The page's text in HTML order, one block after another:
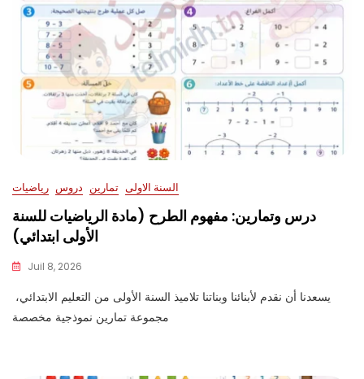
السنة الاولى تمارين دروس رياضيات
درس وتمارين: مفهوم الطرح (مادة الرياضيات للسنة
الأولى ابتدائي)
Juil 8, 2026
مجموعة تمارين نموذجية مخصصة